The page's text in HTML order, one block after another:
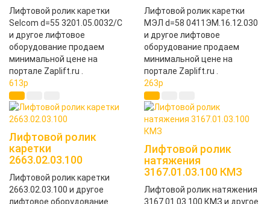
Лифтовой ролик каретки
Selcom d=55 3201.05.0032/С
и другое лифтовое
оборудование продаем
минимальной цене на
портале Zaplift.ru .
613p
Лифтовой ролик каретки
МЭЛ d=58 0411ЭМ.16.12.030
и другое лифтовое
оборудование продаем
минимальной цене на
портале Zaplift.ru .
263p
Лифтовой ролик
каретки
2663.02.03.100
Лифтовой ролик каретки
2663.02.03.100 и другое
лифтовое оборудование
Лифтовой ролик
натяжения
3167.01.03.100 КМЗ
Лифтовой ролик натяжения
3167.01.03.100 КМЗ и другое